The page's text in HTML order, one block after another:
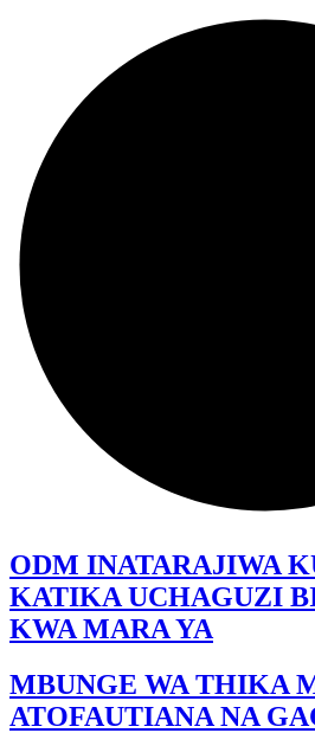
ODM INATARAJIWA
KATIKA UCHAGUZI
KWA MARA YA
MBUNGE WA THIKA
ATOFAUTIANA NA